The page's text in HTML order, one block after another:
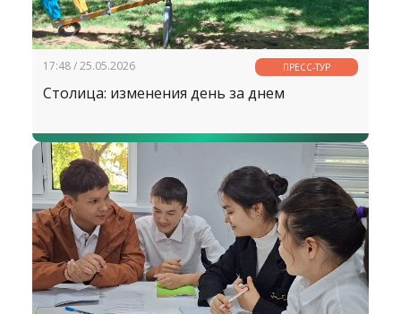
17:48 / 25.05.2026 ПРЕСС-ТУР
Столица: изменения день за днем